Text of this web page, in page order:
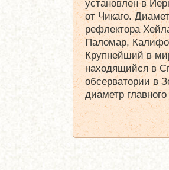
установлен в
от Чикаго.
рефлектора
Паломар,
Крупнейший в
находящийся в
обсерватории в
диаметр